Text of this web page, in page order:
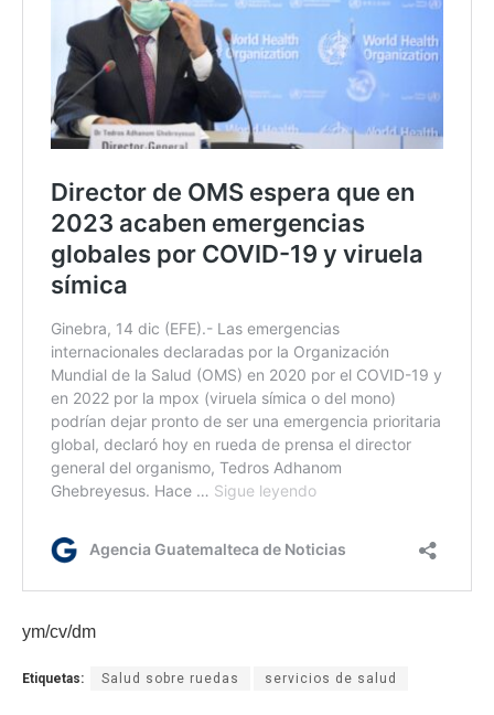
ym/cv/dm
Etiquetas: Salud sobre ruedas servicios de salud